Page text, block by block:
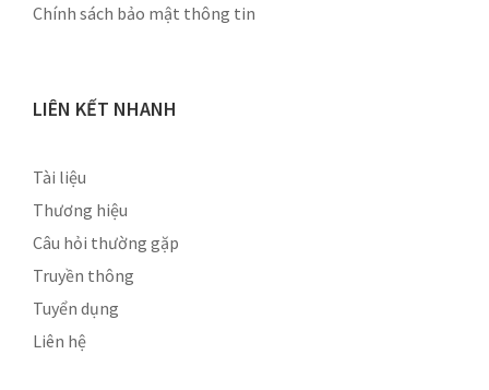
Chính sách bảo mật thông tin
LIÊN KẾT NHANH
Tài liệu
Thương hiệu
Câu hỏi thường gặp
Truyền thông
Tuyển dụng
Liên hệ